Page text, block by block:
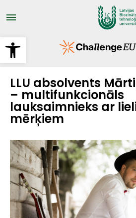
Open toolbar
uz
galveno
LLU absolvents
– multifunkcionāls
lauksaimnieks ar
mērķiem